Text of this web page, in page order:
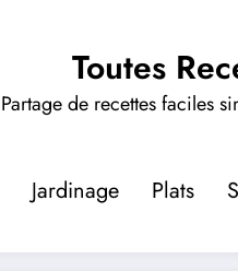
Toutes
Partage de recettes faciles
Jardinage Plats